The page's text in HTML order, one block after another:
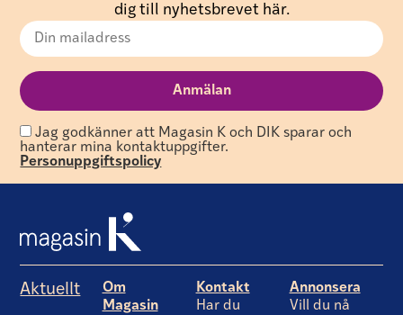
dig till nyhetsbrevet här.
Jag godkänner att Magasin K och DIK sparar och
hanterar mina kontaktuppgifter.
Personuppgiftspolicy
Aktuellt
Om
Magasin
Kontakt
Har du
Annonsera
Vill du nå